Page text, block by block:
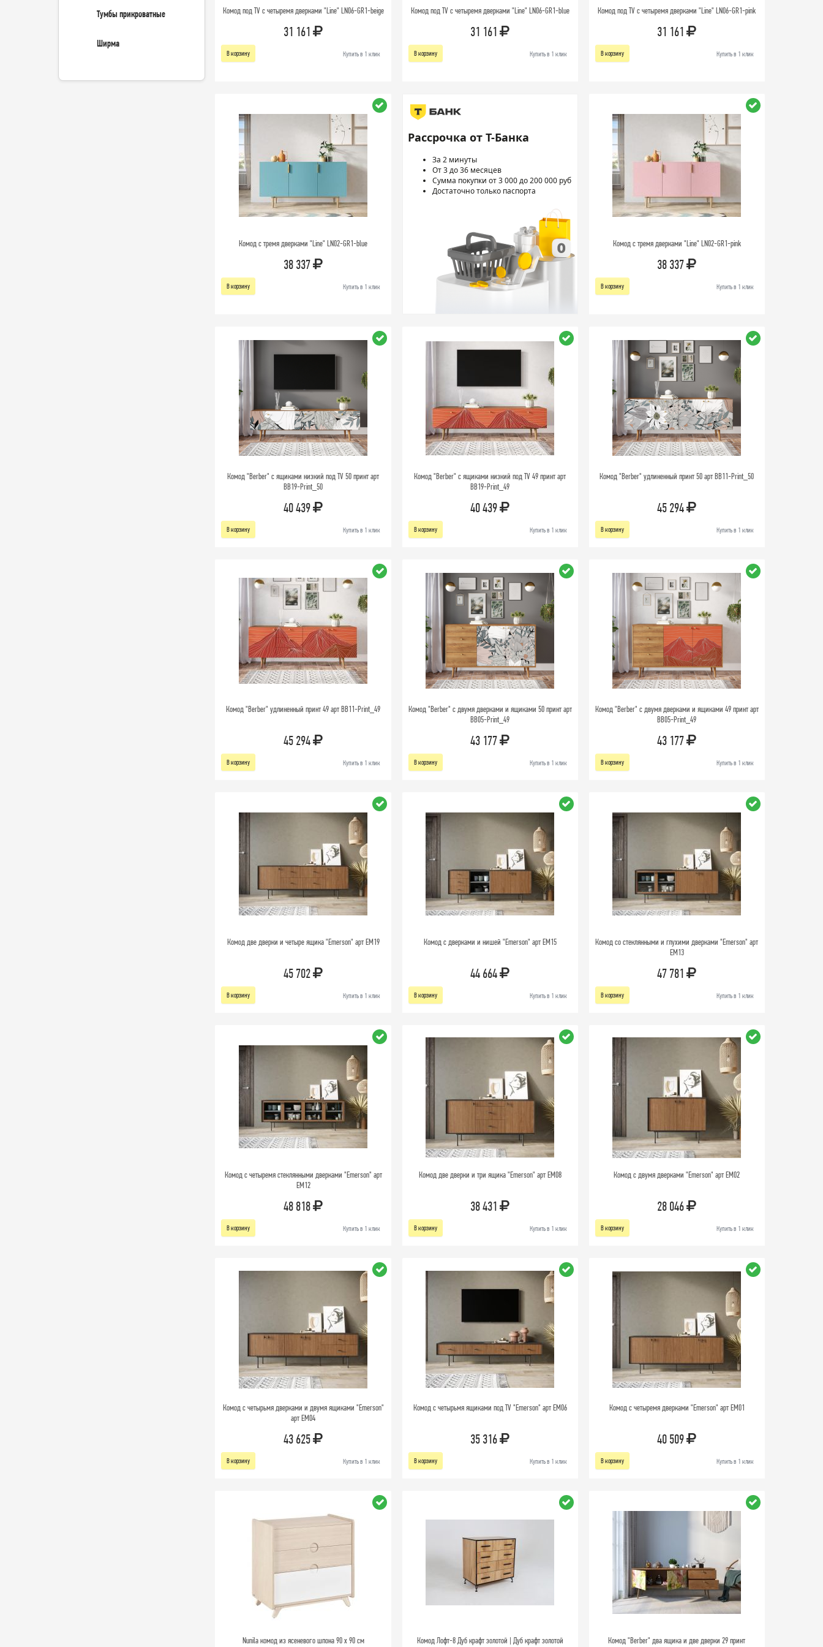
Тумбы прикроватные
Ширма
Комод под TV с четыремя дверками "Line" LN06-GR1-beige
31 161
В корзину Купить в 1 клик
Комод под TV с четыремя дверками "Line" LN06-GR1-blue
31 161
В корзину Купить в 1 клик
Комод под TV с четыремя дверками "Line" LN06-GR1-pink
31 161
В корзину Купить в 1 клик
Комод с тремя дверками "Line" LN02-GR1-blue
38 337
В корзину Купить в 1 клик
Рассрочка от Т-Банка
За 2 минуты
От 3 до 36 месяцев
Сумма покупки от 3 000 до 200 000 руб
Достаточно только паспорта
Комод с тремя дверками "Line" LN02-GR1-pink
38 337
В корзину Купить в 1 клик
Комод "Berber" с ящиками низкий под TV 50 принт арт
BB19-Print_50
40 439
В корзину Купить в 1 клик
Комод "Berber" с ящиками низкий под TV 49 принт арт
BB19-Print_49
40 439
В корзину Купить в 1 клик
Комод "Berber" удлиненный принт 50 арт BB11-Print_50
45 294
В корзину Купить в 1 клик
Комод "Berber" удлиненный принт 49 арт BB11-Print_49
45 294
В корзину Купить в 1 клик
Комод "Berber" с двумя дверками и ящиками 50 принт арт
BB05-Print_49
43 177
В корзину Купить в 1 клик
Комод "Berber" с двумя дверками и ящиками 49 принт арт
BB05-Print_49
43 177
В корзину Купить в 1 клик
Комод две дверки и четыре ящика "Emerson" арт EM19
45 702
В корзину Купить в 1 клик
Комод с дверками и нишей "Emerson" арт EM15
44 664
В корзину Купить в 1 клик
Комод со стеклянными и глухими дверками "Emerson" арт
EM13
47 781
В корзину Купить в 1 клик
Комод с четыремя стеклянными дверками "Emerson" арт
EM12
48 818
В корзину Купить в 1 клик
Комод две дверки и три ящика "Emerson" арт EM08
38 431
В корзину Купить в 1 клик
Комод с двумя дверками "Emerson" арт EM02
28 046
В корзину Купить в 1 клик
Комод с четырьмя дверками и двумя ящиками "Emerson"
арт EM04
43 625
В корзину Купить в 1 клик
Комод с четырьмя ящиками под TV "Emerson" арт EM06
35 316
В корзину Купить в 1 клик
Комод с четыремя дверками "Emerson" арт EM01
40 509
В корзину Купить в 1 клик
Nunila комод из ясеневого шпона 90 x 90 см Комод Лофт-8 Дуб крафт золотой | Дуб крафт золотой Комод "Berber" два ящика и две дверки 29 принт